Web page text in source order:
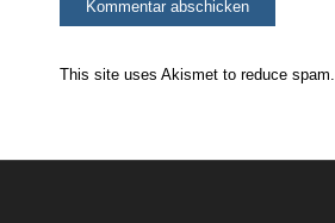
This site uses Akismet to reduce spam.